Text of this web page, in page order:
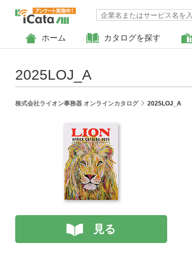
ホーム カタログを探す
2025LOJ_A
株式会社ライオン事務器 オンラインカタログ 2025LOJ_A
見る